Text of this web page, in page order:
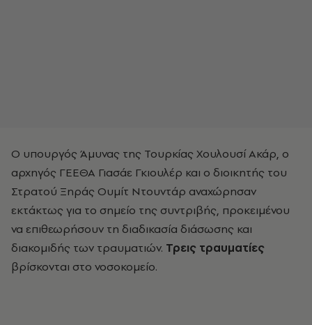
Ο υπουργός Άμυνας της Τουρκίας Χουλουσί Ακάρ, ο
αρχηγός ΓΕΕΘΑ Γιασάε Γκιουλέρ και ο διοικητής του
Στρατού Ξηράς Ουμίτ Ντουντάρ αναχώρησαν
εκτάκτως για το σημείο της συντριβής, προκειμένου
να επιθεωρήσουν τη διαδικασία διάσωσης και
διακομιδής των τραυματιών. Τρεις τραυματίες
βρίσκονται στο νοσοκομείο.